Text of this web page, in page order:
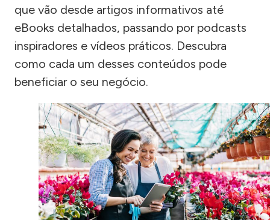
que vão desde artigos informativos até
eBooks detalhados, passando por podcasts
inspiradores e vídeos práticos. Descubra
como cada um desses conteúdos pode
beneficiar o seu negócio.